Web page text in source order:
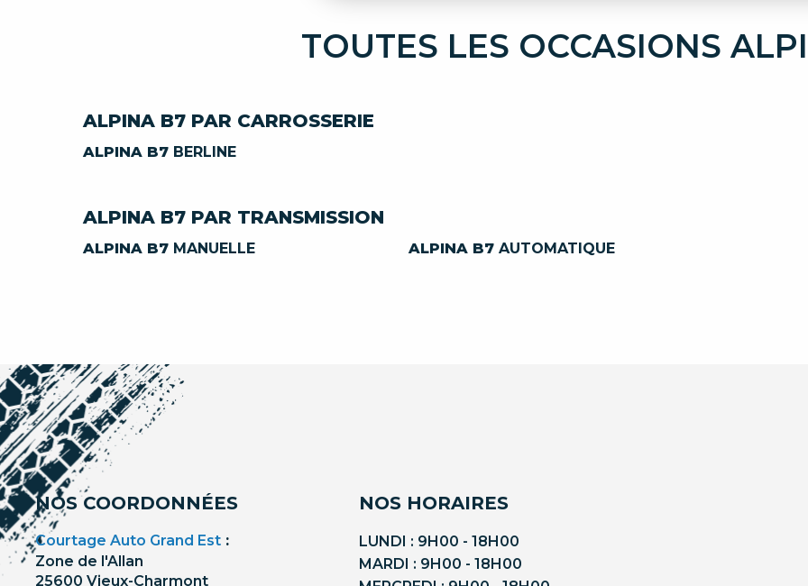
TOUTES LES OCCASIONS
ALPINA B7 PAR CARROSSERIE
ALPINA B7 BERLINE
ALPINA B7 PAR TRANSMISSION
ALPINA B7 MANUELLE ALPINA B7 AUTOMATIQUE
NOS COORDONNÉES
Courtage Auto Grand Est :
Zone de l'Allan
25600 Vieux-Charmont
NOS HORAIRES
LUNDI : 9H00 - 18H00
MARDI : 9H00 - 18H00